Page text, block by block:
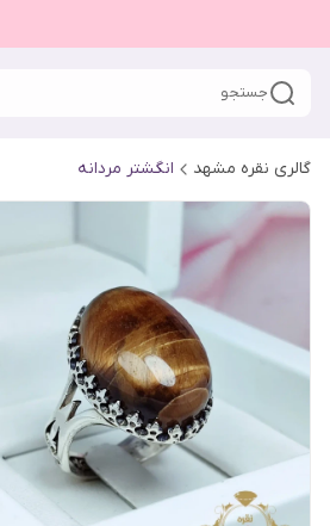
جستجو
گالری نقره مشهد انگشتر مردانه